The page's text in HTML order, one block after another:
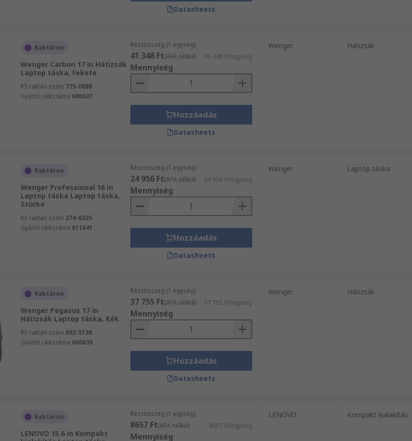
Datasheets
Raktáron
Wenger Carbon 17 in Hátizsák
Laptop táska, Fekete
RS raktári szám 775-0888
Gyártó cikkszáma 600637
Részösszeg (1 egység)
41 348 Ft(ÁFA nélkül) 41 348 Ft/egység
Mennyiség
Hozzáadás
Datasheets
Wenger Hátizsák
Raktáron
Wenger Professional 16 in
Laptop táska Laptop táska,
Szürke
RS raktári szám 274-0325
Gyártó cikkszáma 611641
Részösszeg (1 egység)
24 956 Ft(ÁFA nélkül) 24 956 Ft/egység
Mennyiség
Hozzáadás
Datasheets
Wenger Laptop táska
Raktáron
Wenger Pegasus 17 in
Hátizsák Laptop táska, Kék
RS raktári szám 692-5138
Gyártó cikkszáma 600639
Részösszeg (1 egység)
37 755 Ft(ÁFA nélkül) 37 755 Ft/egység
Mennyiség
Hozzáadás
Datasheets
Wenger Hátizsák
Raktáron
LENOVO 15.6 in Kompakt
Részösszeg (1 egység)
8657 Ft(ÁFA nélkül) 8657 Ft/egység
Mennyiség
LENOVO Kompakt kialakítás